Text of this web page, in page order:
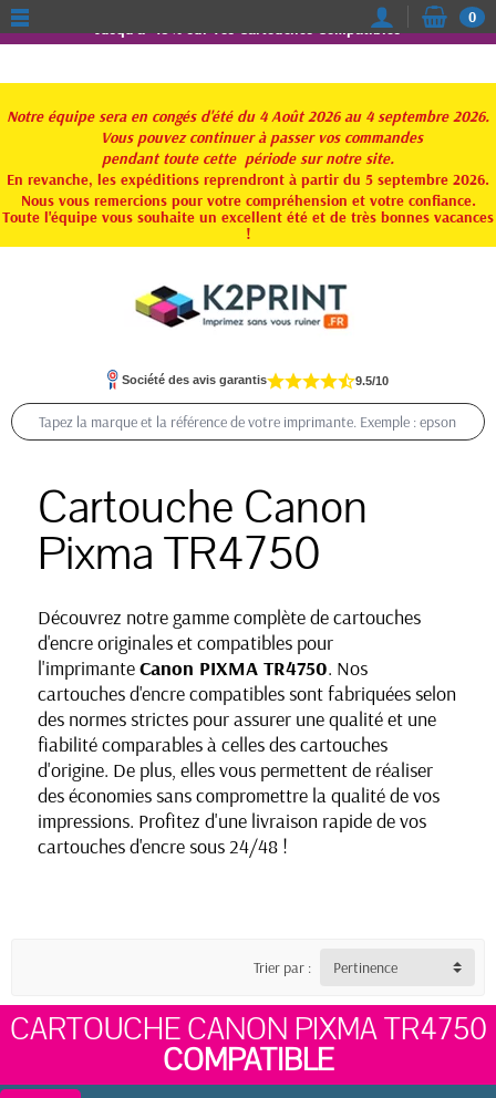
Jusqu'à -15% sur vos Cartouches Compatibles
Notre équipe sera en congés d'été du 4 Août 2026 au 4 septembre 2026.
Vous pouvez continuer à passer vos commandes
pendant toute cette période sur notre site.
En revanche, les expéditions reprendront à partir du 5 septembre 2026.
Nous vous remercions pour votre compréhension et votre confiance.
Toute l'équipe vous souhaite un excellent été et de très bonnes vacances
!
0
Société des avis garantis 9.5/10
Cartouche Canon
Pixma TR4750
Découvrez notre gamme complète de cartouches
d'encre originales et compatibles pour
l'imprimanteCanon PIXMA TR4750. Nos
cartouches d'encre compatibles sont fabriquées selon
des normes strictes pour assurer une qualité et une
fiabilité comparables à celles des cartouches
d'origine. De plus, elles vous permettent de réaliser
des économies sans compromettre la qualité de vos
impressions. Profitez d'une livraison rapide de vos
cartouches d'encre sous 24/48 !
Trier par : Pertinence
CARTOUCHE CANON PIXMA TR4750
COMPATIBLE